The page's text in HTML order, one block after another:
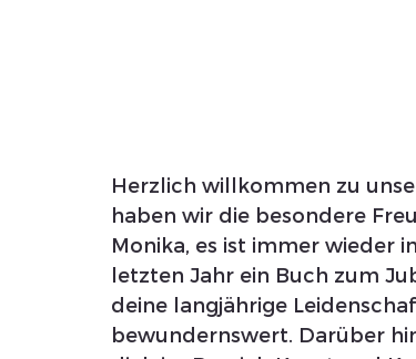
Herzlich willkommen zu
haben wir die besondere
Monika, es ist immer wieder
letzten Jahr ein Buch zum
deine langjährige
bewundernswert. Darüber